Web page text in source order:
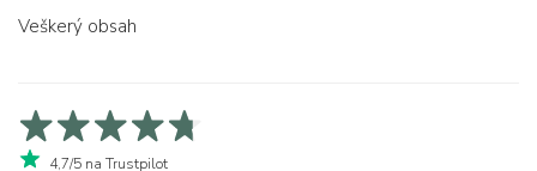
Veškerý obsah
4,7/5 na Trustpilot